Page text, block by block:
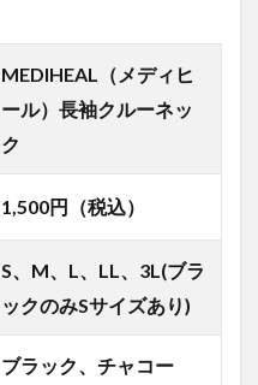
MEDIHEAL（メディヒ
ール）長袖クルーネッ
ク
1,500円（税込）
S、M、L、LL、3L(ブラ
ックのみSサイズあり)
ブラック、チャコー